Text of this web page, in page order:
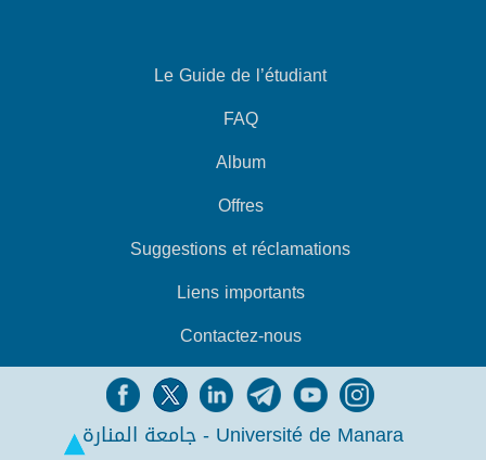
Le Guide de l’étudiant
FAQ
Album
Offres
Suggestions et réclamations
Liens importants
Contactez-nous
جامعة المنارة - Université de Manara